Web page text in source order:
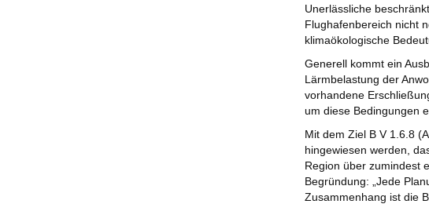
Unerlässliche
Flughafenbereich nicht
klimaökologische
Generell kommt ein
Lärmbelastung der
vorhandene
um diese Bedingungen
Mit dem Ziel B V 1.6.8
hingewiesen werden,
Region über zumindest
Begründung: „Jede
Zusammenhang ist die